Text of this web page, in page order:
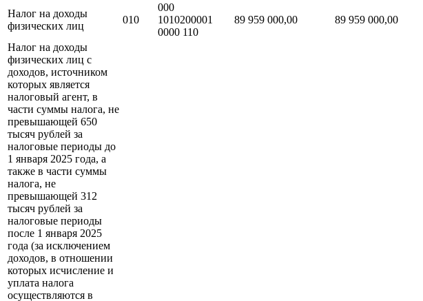
Налог на доходы
физических лиц
010
000
1010200001
0000 110
89 959 000,00 89 959 000,00
Налог на доходы
физических лиц с
доходов, источником
которых является
налоговый агент, в
части суммы налога, не
превышающей 650
тысяч рублей за
налоговые периоды до
1 января 2025 года, а
также в части суммы
налога, не
превышающей 312
тысяч рублей за
налоговые периоды
после 1 января 2025
года (за исключением
доходов, в отношении
которых исчисление и
уплата налога
осуществляются в